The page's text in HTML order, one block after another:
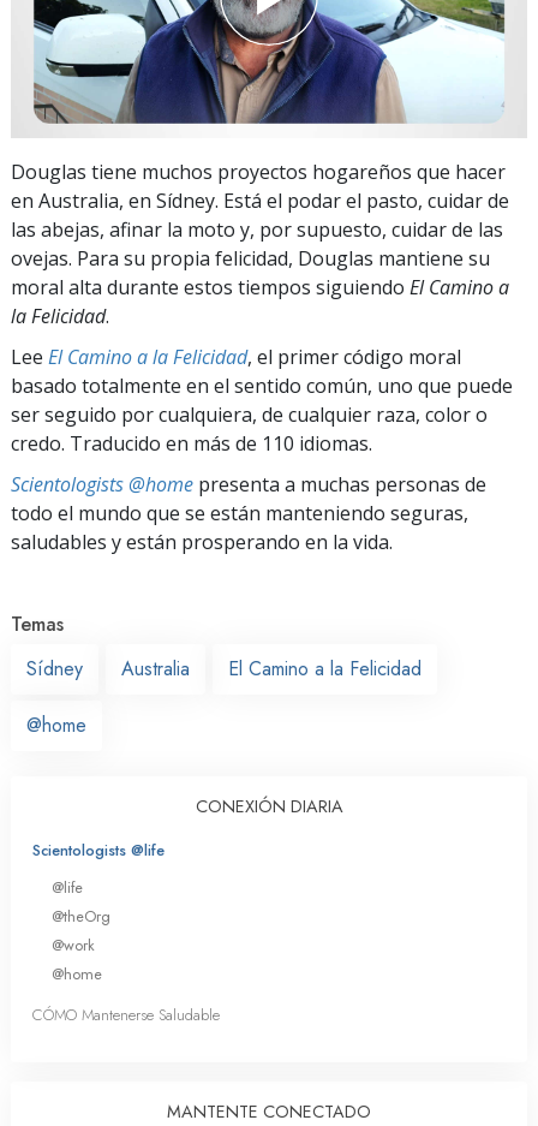
Douglas tiene muchos proyectos hogareños que hacer
en Australia, en Sídney. Está el podar el pasto, cuidar de
las abejas, afinar la moto y, por supuesto, cuidar de las
ovejas. Para su propia felicidad, Douglas mantiene su
moral alta durante estos tiempos siguiendo El Camino a
la Felicidad.
Lee El Camino a la Felicidad, el primer código moral
basado totalmente en el sentido común, uno que puede
ser seguido por cualquiera, de cualquier raza, color o
credo. Traducido en más de 110 idiomas.
Scientologists @home presenta a muchas personas de
todo el mundo que se están manteniendo seguras,
saludables y están prosperando en la vida.
Temas
Sídney
Australia El Camino a la Felicidad
@home
CONEXIÓN DIARIA
Scientologists @life
@life
@theOrg
@work
@home
CÓMO Mantenerse Saludable
MANTENTE CONECTADO